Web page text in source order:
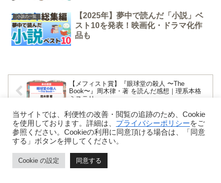
小説の一覧
【2025年】夢中で読んだ「小説」ベ
スト10を発表！映画化・ドラマ化作
品も
【メフィスト賞】『眼球堂の殺人 〜The
Book〜』周木律・著 を読んだ感想｜理系本格
ミステリー
『旅のラゴス』筒井康隆・著 を読んだ感想｜自
由な旅人ラゴスに憧れた
当サイトでは、利便性の改善・閲覧の追跡のため、Cookie
を使用しております。詳細は、 プライバシーポリシーをご
参照ください。Cookieの利用に同意頂ける場合は、「同意
する」ボタンを押してください。
Cookie の設定 同意する